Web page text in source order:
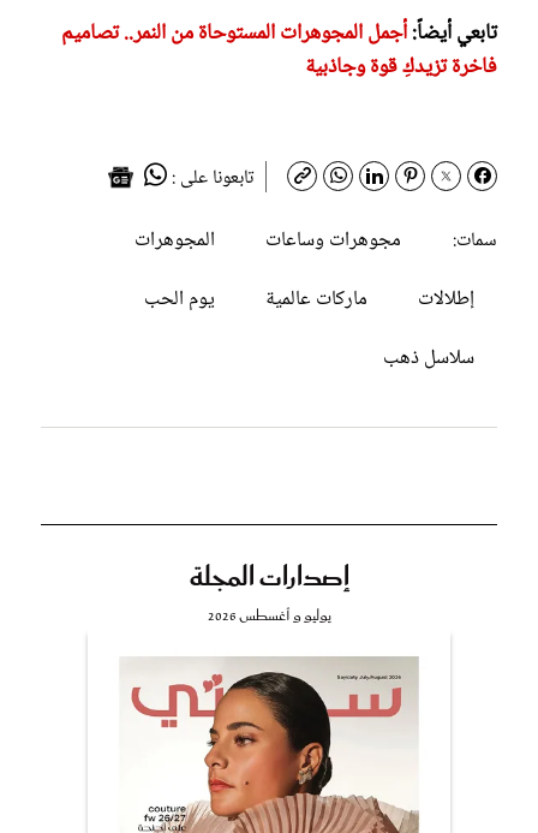
تابعي أيضاً:أجمل المجوهرات المستوحاة من النمر.. تصاميم
فاخرة تزيدكِ قوة وجاذبية
تابعونا على :
سمات:
مجوهرات وساعات
المجوهرات
إطلالات
ماركات عالمية
يوم الحب
سلاسل ذهب
إصدارات المجلة
يوليو و أغسطس 2026